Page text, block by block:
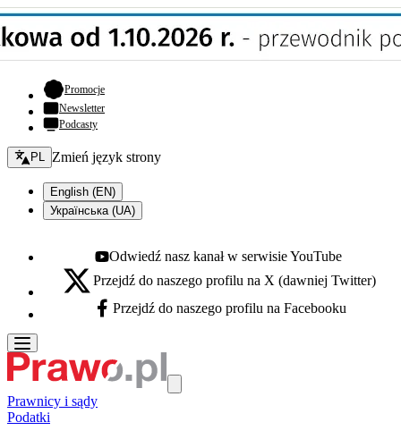
Promocje- otwiera się w nowej karcie
Newsletter
Podcasty
Zmień język - bieżący:
PL Zmień język strony
English (EN)
Українська (UA)
Youtube - otwiera się w nowej karcie
Odwiedź nasz kanał w serwisie YouTube
X - otwiera się w nowej karcie
Przejdź do naszego profilu na X (dawniej Twitter)
Facebook - otwiera się w nowej karcie
Przejdź do naszego profilu na Facebooku
Prawnicy i sądy
Podatki